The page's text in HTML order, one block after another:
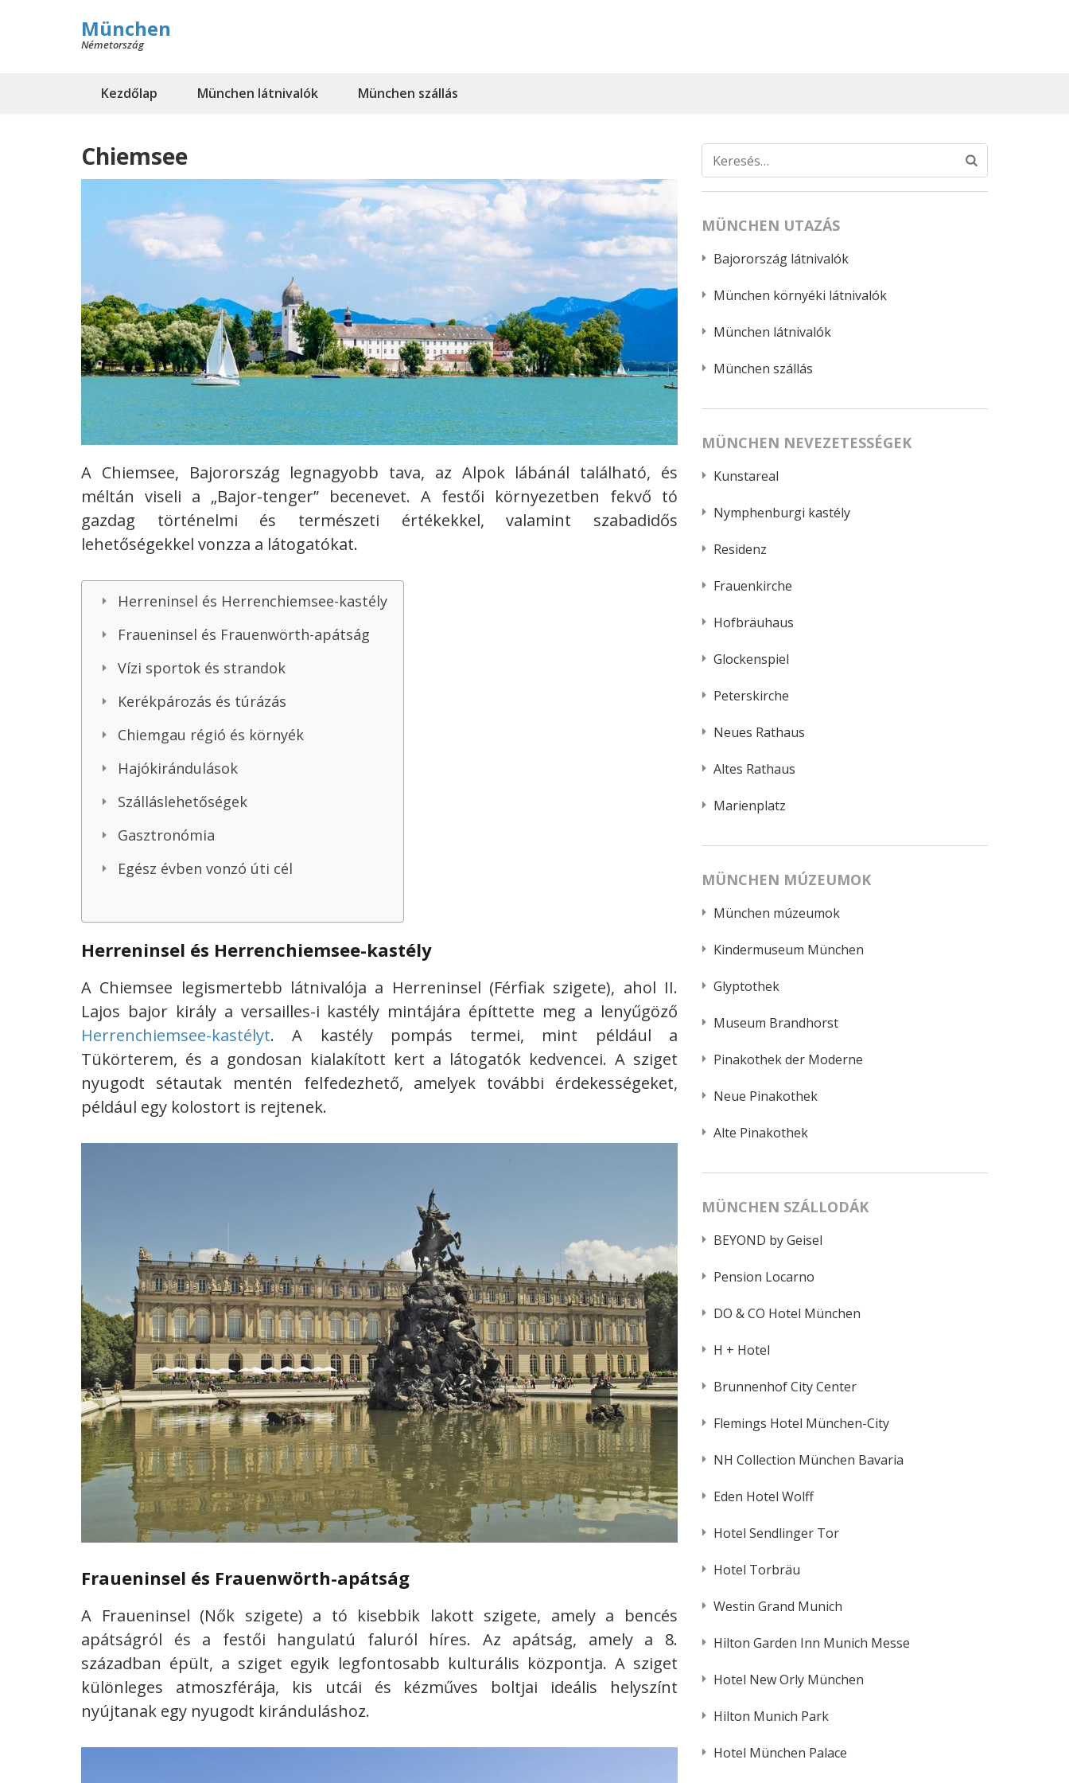
München
Németország
Kezdőlap München látnivalók München szállás
Chiemsee
A Chiemsee, Bajorország legnagyobb tava, az Alpok lábánál található, és
méltán viseli a „Bajor-tenger” becenevet. A festői környezetben fekvő tó
gazdag történelmi és természeti értékekkel, valamint szabadidős
lehetőségekkel vonzza a látogatókat.
Herreninsel és Herrenchiemsee-kastély
Fraueninsel és Frauenwörth-apátság
Vízi sportok és strandok
Kerékpározás és túrázás
Chiemgau régió és környék
Hajókirándulások
Szálláslehetőségek
Gasztronómia
Egész évben vonzó úti cél
Herreninsel és Herrenchiemsee-kastély
A Chiemsee legismertebb látnivalója a Herreninsel (Férfiak szigete), ahol II.
Lajos bajor király a versailles-i kastély mintájára építtette meg a lenyűgöző
Herrenchiemsee-kastélyt. A kastély pompás termei, mint például a
Tükörterem, és a gondosan kialakított kert a látogatók kedvencei. A sziget
nyugodt sétautak mentén felfedezhető, amelyek további érdekességeket,
például egy kolostort is rejtenek.
Fraueninsel és Frauenwörth-apátság
A Fraueninsel (Nők szigete) a tó kisebbik lakott szigete, amely a bencés
apátságról és a festői hangulatú faluról híres. Az apátság, amely a 8.
században épült, a sziget egyik legfontosabb kulturális központja. A sziget
különleges atmoszférája, kis utcái és kézműves boltjai ideális helyszínt
nyújtanak egy nyugodt kiránduláshoz.
Keresés:
MÜNCHEN UTAZÁS
Bajorország látnivalók
München környéki látnivalók
München látnivalók
München szállás
MÜNCHEN NEVEZETESSÉGEK
Kunstareal
Nymphenburgi kastély
Residenz
Frauenkirche
Hofbräuhaus
Glockenspiel
Peterskirche
Neues Rathaus
Altes Rathaus
Marienplatz
MÜNCHEN MÚZEUMOK
München múzeumok
Kindermuseum München
Glyptothek
Museum Brandhorst
Pinakothek der Moderne
Neue Pinakothek
Alte Pinakothek
MÜNCHEN SZÁLLODÁK
BEYOND by Geisel
Pension Locarno
DO & CO Hotel München
H + Hotel
Brunnenhof City Center
Flemings Hotel München-City
NH Collection München Bavaria
Eden Hotel Wolff
Hotel Sendlinger Tor
Hotel Torbräu
Westin Grand Munich
Hilton Garden Inn Munich Messe
Hotel New Orly München
Hilton Munich Park
Hotel München Palace